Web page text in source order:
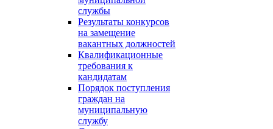
службы
Результаты конкурсов
на замещение
вакантных должностей
Квалификационные
требования к
кандидатам
Порядок поступления
граждан на
муниципальную
службу